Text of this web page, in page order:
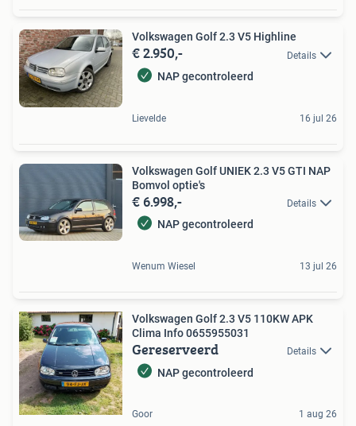
Volkswagen Golf 2.3 V5 Highline
€ 2.950,- Details
NAP gecontroleerd
Lievelde 16 jul 26
Volkswagen Golf UNIEK 2.3 V5 GTI NAP
Bomvol optie's
€ 6.998,- Details
NAP gecontroleerd
Wenum Wiesel 13 jul 26
Volkswagen Golf 2.3 V5 110KW APK
Clima Info 0655955031
Gereserveerd Details
NAP gecontroleerd
Goor 1 aug 26